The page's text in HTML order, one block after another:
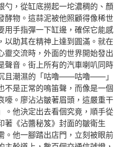
勺，從缸底撈起一坨濃稠的、顏
酵物。這蒜泥被他照顧得像稀世
用手指彈一下缸邊，確保它能感
助其在精神上達到圓滿。就在
靈交流時，外面的世界開始發出
聲音。街上所有的汽車喇叭同時
且潮濕的「咕嚕——咕嚕——」
不是正常的鳴笛聲，而像是一個
嚎。廖沾沾皺著眉頭，這嚴重干
。他決定出去看個究竟，順手從
著《沾醬秘笈》封面的皺衛生
。他一腳踏出店門，立刻被眼前